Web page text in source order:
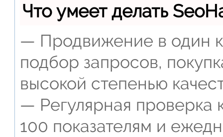
Что умеет делать
— Продвижение в один
подбор запросов,
высокой степенью
— Регулярная проверка
100 показателям и